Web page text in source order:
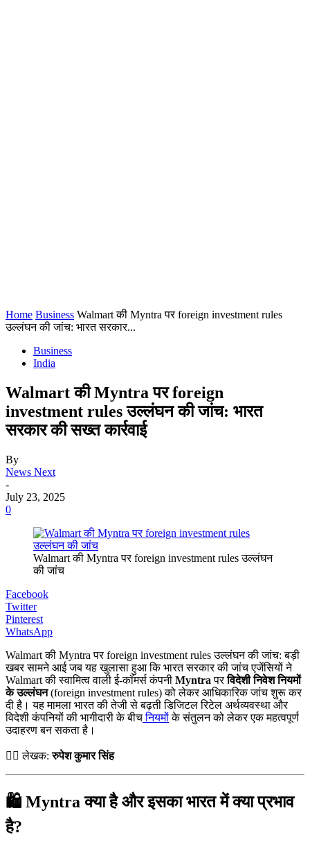
Home Business Walmart की Myntra पर foreign investment rules
उल्लंघन की जांच: भारत सरकार...
Business
India
Walmart की Myntra पर foreign
investment rules उल्लंघन की जांच: भारत
सरकार की सख्त कार्रवाई
By
News Next
-
July 23, 2025
0
Walmart की Myntra पर foreign investment rules उल्लंघन
की जांच
Facebook
Twitter
Pinterest
WhatsApp
Walmart की Myntra पर foreign investment rules उल्लंघन की जांच: बड़ी
खबर सामने आई जब यह खुलासा हुआ कि भारत सरकार की जांच एजेंसियों ने
Walmart की स्वामित्व वाली ई-कॉमर्स कंपनी Myntra परविदेशी निवेश नियमों
के उल्लंघन(foreign investment rules) को लेकर आधिकारिक जांच शुरू कर
दी है। यह मामला भारत की तेजी से बढ़ती डिजिटल रिटेल अर्थव्यवस्था और
विदेशी कंपनियों की भागीदारी के बीचनियमोंके संतुलन को लेकर एक महत्वपूर्ण
उदाहरण बन सकता है।
✍🏻 लेखक:रुपेश कुमार सिंह
🛍️ Myntra क्या है और इसका भारत में क्या प्रभाव
है?